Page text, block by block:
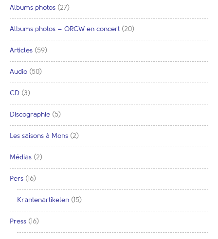
Albums photos (27)
Albums photos – ORCW en concert (20)
Articles (59)
Audio (50)
CD (3)
Discographie (5)
Les saisons à Mons (2)
Médias (2)
Pers (16)
Krantenartikelen (15)
Press (16)